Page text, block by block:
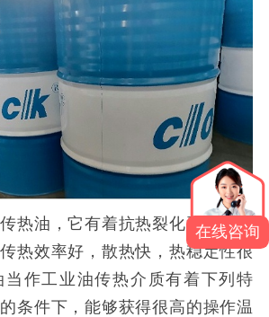
热油，它有着抗热裂化和化学氧
热效率好，散热快，热稳定性很
作工业油传热介质有着下列特
条件下，能够获得很高的操作温
在线咨询